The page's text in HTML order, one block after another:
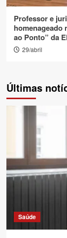
Professor e
homenageado
ao Ponto” da
29/abril
Últimas
Saúde